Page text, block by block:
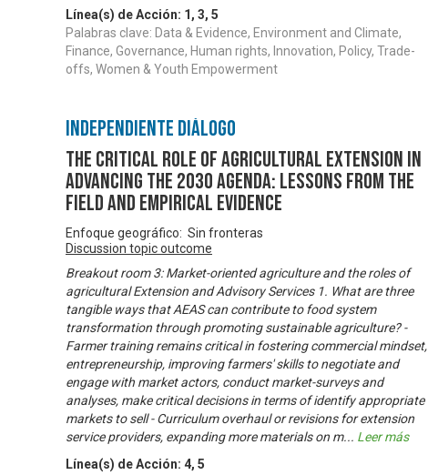
Línea(s) de Acción: 1 , 3, 5
Palabras clave: Data & Evidence, Environment and Climate,
Finance, Governance, Human rights, Innovation, Policy, Trade-
offs, Women & Youth Empowerment
Independiente Diálogo
The Critical Role of Agricultural Extension in
Advancing the 2030 Agenda: Lessons from the
Field and Empirical Evidence
Enfoque geográfico: Sin fronteras
Discussion topic outcome
Breakout room 3: Market-oriented agriculture and the roles of
agricultural Extension and Advisory Services 1. What are three
tangible ways that AEAS can contribute to food system
transformation through promoting sustainable agriculture? -
Farmer training remains critical in fostering commercial mindset,
entrepreneurship, improving farmers' skills to negotiate and
engage with market actors, conduct market-surveys and
analyses, make critical decisions in terms of identify appropriate
markets to sell - Curriculum overhaul or revisions for extension
service providers, expanding more materials on m... Leer más
Línea(s) de Acción: 4, 5